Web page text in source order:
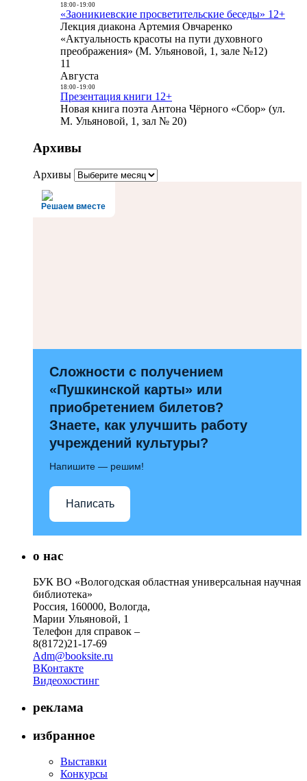
18:00- 19:00
«Заоникиевские просветительские беседы» 12+
Лекция диакона Артемия Овчаренко
«Актуальность красоты на пути духовного
преображения» (М. Ульяновой, 1, зале №12)
11
Августа
18:00- 19:00
Презентация книги 12+
Новая книга поэта Антона Чёрного «Сбор» (ул.
М. Ульяновой, 1, зал № 20)
Архивы
Архивы
Решаем вместе
Сложности с получением
«Пушкинской карты» или
приобретением билетов?
Знаете, как улучшить работу
учреждений культуры?
Напишите — решим!
Написать
о нас
БУК ВО «Вологодская областная универсальная научная
библиотека»
Россия, 160000, Вологда,
Марии Ульяновой, 1
Телефон для справок –
8(8172)21-17-69
Adm@booksite.ru
ВКонтакте
Видеохостинг
реклама
избранное
Выставки
Конкурсы